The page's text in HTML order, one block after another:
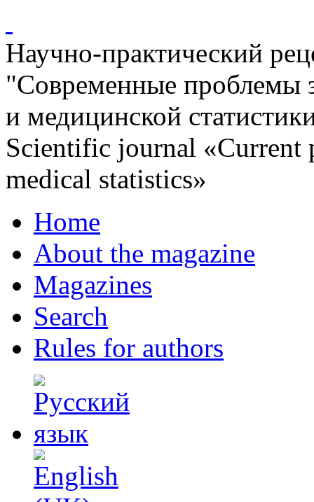
Научно-практический
"Современные проблемы
и медицинской
Scientific journal «Current
medical statistics»
Home
About the magazine
Magazines
Search
Rules for authors